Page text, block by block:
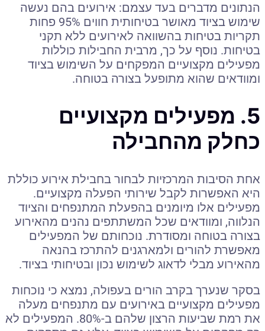
הנתונים מדברים בעד עצמם: אירועים בהם נעשה
שימוש בציוד מאושר בטיחותית חווים 95% פחות
תקריות בטיחות בהשוואה לאירועים ללא תקני
בטיחות. נוסף על כך, מרבית החבילות כוללות
מפעילים מקצועיים המפקחים על השימוש בציוד
ומוודאים שהוא מתופעל בצורה בטוחה.
5. מפעילים מקצועיים
כחלק מהחבילה
אחת הסיבות המרכזיות לבחור בחבילת אירוע כוללת
היא האפשרות לקבל שירותי הפעלה מקצועיים.
מפעילים אלו מיומנים בהפעלת המתנפחים והציוד
הנלווה, ומוודאים שכל המשתתפים נהנים מהאירוע
בצורה בטוחה ומסודרת. נוכחותם של המפעילים
מאפשרת להורים ולמארגנים להתרכז בהנאה
מהאירוע מבלי לדאוג לשימוש נכון ובטיחותי בציוד.
בסקר שנערך בקרב הורים בעפולה, נמצא כי נוכחות
מפעילים מקצועיים באירועים עם מתנפחים מעלה
את רמת שביעות הרצון שלהם ב-80%. המפעילים לא